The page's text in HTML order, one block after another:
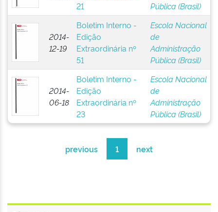
21
Pública (Brasil)
2014-
12-19
Boletim Interno -
Edição
Extraordinária nº
51
Escola Nacional
de
Administração
Pública (Brasil)
2014-
06-18
Boletim Interno -
Edição
Extraordinária nº
23
Escola Nacional
de
Administração
Pública (Brasil)
previous 1 next